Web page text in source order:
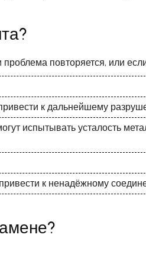
повторяется, или
к дальнейшему
испытывать усталость
к ненадёжному